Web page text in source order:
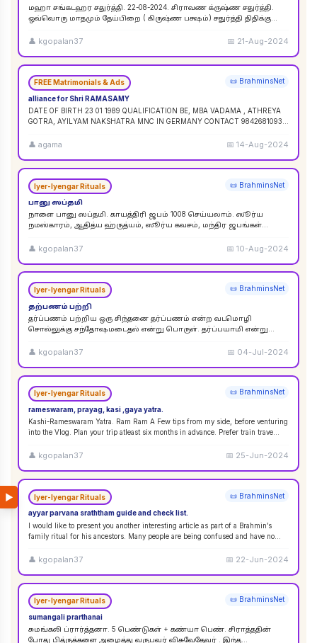
▶
மஹா சங்கடஹர சதுர்த்தி. 22-08-2024. சிராவண க்ருஷ்ண சதுர்த்தி.
ஒவ்வொரு மாதமும் தேய்பிறை ( கிருஷ்ண பக்ஷம்) சதுர்த்தி திதிக்கு
👤 kgopalan37 📅 21-Aug-2024
FREE Matrimonials & Ads 📜 BrahminsNet
alliance for Shri RAMASAMY
DATE OF BIRTH 23 01 1989 QUALIFICATION BE, MBA VADAMA , ATHREYA
GOTRA, AYILYAM NAKSHATRA MNC IN GERMANY CONTACT 9842681093 /
👤 agama 📅14-Aug-2024
Iyer-Iyengar Rituals 📜 BrahminsNet
பானு ஸப்தமி
நாளை பானு ஸப்தமி. காயத்திரி ஜபம் 1008 செய்யலாம். ஸூர்ய
நமஸ்காரம், ஆதித்ய ஹ்ருத்யம், ஸூர்ய கவசம், மந்திர ஜபங்கள்
👤 kgopalan37 📅10-Aug-2024
Iyer-Iyengar Rituals 📜 BrahminsNet
தற்பணம் பற்றி
தர்ப்பணம் பற்றிய ஒரு சிந்தனை தர்ப்பணம் என்ற வடமொழி
சொல்லுக்கு சந்தோஷமடைதல் என்று பொருள். தர்ப்பயாமி என்று
கொள்ளலாம்...
👤 kgopalan37 📅 04-Jul-2024
Iyer-Iyengar Rituals 📜 BrahminsNet
rameswaram, prayag, kasi ,gaya yatra.
Kashi-Rameswaram Yatra. Ram Ram A Few tips from my side, before venturing
into the Vlog. Plan your trip atleast six months in advance. Prefer train trave...
👤 kgopalan37 📅 25-Jun-2024
Iyer-Iyengar Rituals 📜 BrahminsNet
ayyar parvana sraththam guide and check list.
I would like to present you another interesting article as part of a Brahmin’s
family ritual for his ancestors. Many people are being confused and have no
👤 kgopalan37 📅 22-Jun-2024
Iyer-Iyengar Rituals 📜 BrahminsNet
sumangali prarthanai
சுமங்கலி ப்ரார்த்தனா. 5 பெண்டுகள் + கண்யா பெண். சிராத்ததின்
போது பித்ருக்களை அழைத்து வருபவர் விசுவேதேவர் . இந்த